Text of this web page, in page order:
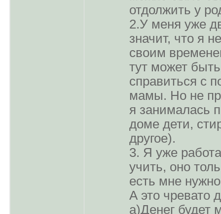
отдолжить у
2.У меня уже
значит, что я
своим
тут может
справиться с
мамы. Но не
я занималась
доме дети,
другое).
3. Я уже
учить, оно
есть мне
А это чревато
а)Денег будет